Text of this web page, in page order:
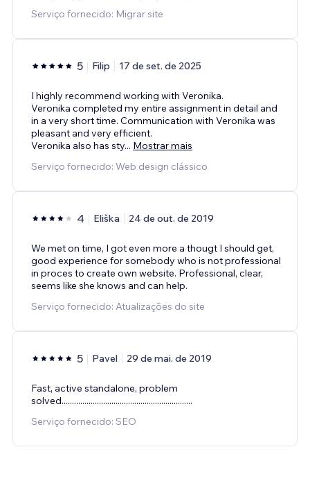
Serviço fornecido: Migrar site
5 Filip 17 de set. de 2025
I highly recommend working with Veronika.
Veronika completed my entire assignment in detail and
in a very short time. Communication with Veronika was
pleasant and very efficient.
Veronika also has sty... Mostrar mais
Serviço fornecido: Web design clássico
4 Eliška 24 de out. de 2019
We met on time, I got even more a thougt I should get,
good experience for somebody who is not professional
in proces to create own website. Professional, clear,
seems like she knows and can help.
Serviço fornecido: Atualizações do site
5 Pavel 29 de mai. de 2019
Fast, active standalone, problem
solved...............................................................
Serviço fornecido: SEO